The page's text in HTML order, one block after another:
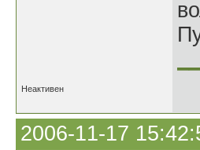
Неактивен
2006-11-17